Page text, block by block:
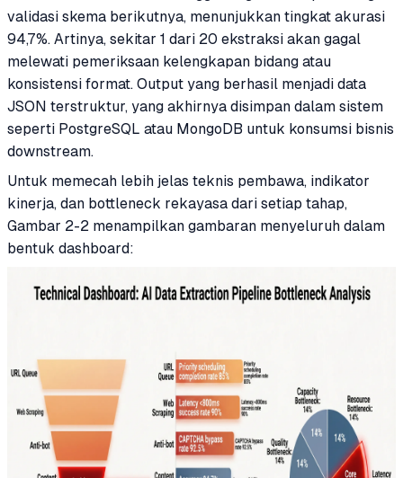
validasi skema berikutnya, menunjukkan tingkat akurasi
94,7%. Artinya, sekitar 1 dari 20 ekstraksi akan gagal
melewati pemeriksaan kelengkapan bidang atau
konsistensi format. Output yang berhasil menjadi data
JSON terstruktur, yang akhirnya disimpan dalam sistem
seperti PostgreSQL atau MongoDB untuk konsumsi bisnis
downstream.
Untuk memecah lebih jelas teknis pembawa, indikator
kinerja, dan bottleneck rekayasa dari setiap tahap,
Gambar 2-2 menampilkan gambaran menyeluruh dalam
bentuk dashboard: